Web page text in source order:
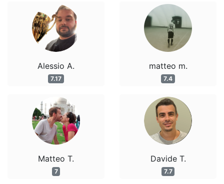
Alessio A.
7.17
Matteo T.
7
matteo m.
7.4
Davide T.
7.7